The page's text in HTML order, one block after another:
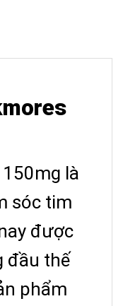
150mg là
sóc tim
được
đầu thế
phẩm